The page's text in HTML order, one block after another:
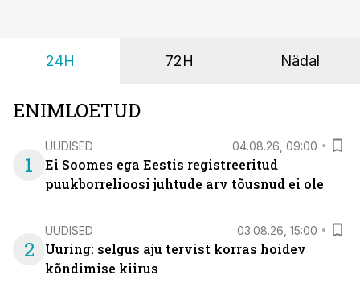
24H 72H Nädal
ENIMLOETUD
1
UUDISED 04.08.26, 09:00
Ei Soomes ega Eestis registreeritud
puukborrelioosi juhtude arv tõusnud ei ole
2
UUDISED 03.08.26, 15:00
Uuring: selgus aju tervist korras hoidev
kõndimise kiirus